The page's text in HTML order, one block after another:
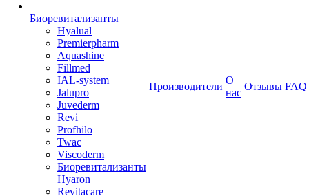
Биоревитализанты
Hyalual
Premierpharm
Aquashine
Fillmed
IAL-system
Jalupro
Juvederm
Revi
Profhilo
Twac
Viscoderm
Биоревитализанты
Hyaron
Revitacare
Производители
О
нас
Отзывы FAQ